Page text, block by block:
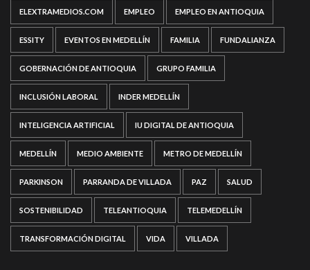
ELEXTRAMEDIOS.COM EMPLEO EMPLEO EN ANTIOQUIA
ESSITY EVENTOS EN MEDELLÍN FAMILIA FUNDALIANZA
GOBERNACIÓN DE ANTIOQUIA GRUPO FAMILIA
INCLUSIÓN LABORAL INDER MEDELLÍN
INTELIGENCIA ARTIFICIAL IU DIGITAL DE ANTIOQUIA
MEDELLÍN MEDIO AMBIENTE METRO DE MEDELLÍN
PARKINSON PARRANDA DE VILLADA PAZ SALUD
SOSTENIBILIDAD TELEANTIOQUIA TELEMEDELLÍN
TRANSFORMACIÓN DIGITAL VIDA VILLADA